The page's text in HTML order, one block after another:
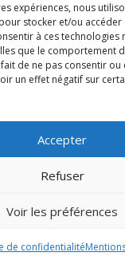
expériences, nous
stocker et/ou
à ces technologies
que le comportement
de ne pas consentir
un effet négatif sur
Accepter
Refuser
Voir les préférences
de confidentialité